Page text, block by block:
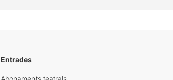
Entrades